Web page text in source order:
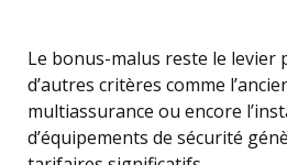
Le bonus-malus reste le levier
d’autres critères comme
multiassurance ou encore
d’équipements de sécurité